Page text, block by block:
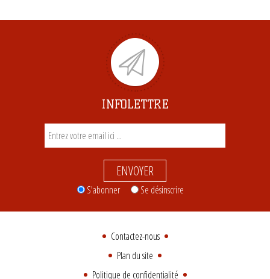
INFOLETTRE
ENVOYER
S'abonner Se désinscrire
Contactez-nous
Plan du site
Politique de confidentialité